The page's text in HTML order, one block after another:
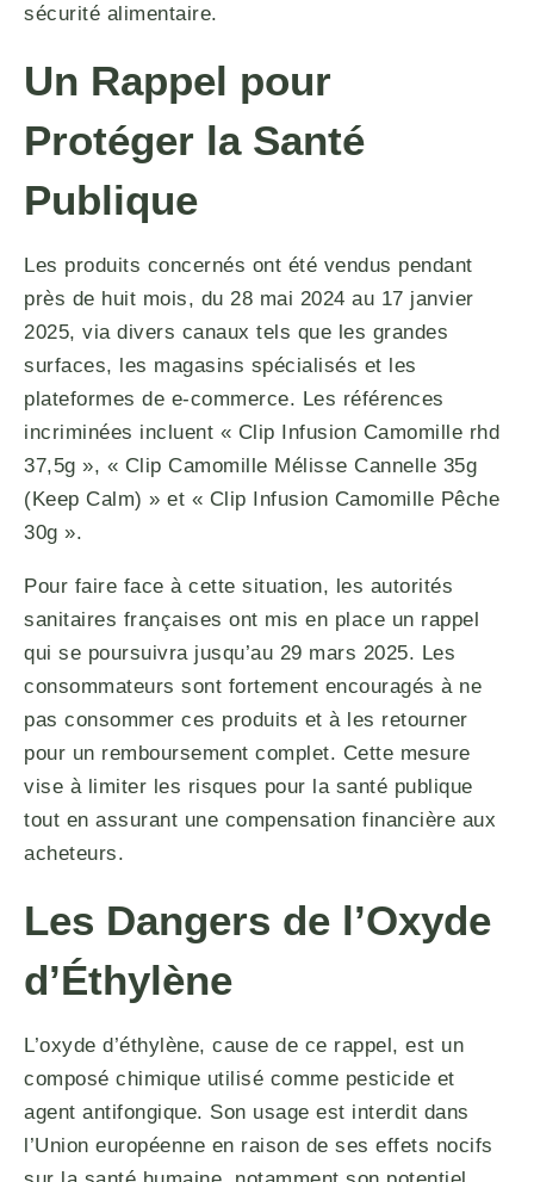
sécurité alimentaire.
Un Rappel pour
Protéger la Santé
Publique
Les produits concernés ont été vendus pendant
près de huit mois, du 28 mai 2024 au 17 janvier
2025, via divers canaux tels que les grandes
surfaces, les magasins spécialisés et les
plateformes de e-commerce. Les références
incriminées incluent « Clip Infusion Camomille rhd
37,5g », « Clip Camomille Mélisse Cannelle 35g
(Keep Calm) » et « Clip Infusion Camomille Pêche
30g ».
Pour faire face à cette situation, les autorités
sanitaires françaises ont mis en place un rappel
qui se poursuivra jusqu’au 29 mars 2025. Les
consommateurs sont fortement encouragés à ne
pas consommer ces produits et à les retourner
pour un remboursement complet. Cette mesure
vise à limiter les risques pour la santé publique
tout en assurant une compensation financière aux
acheteurs.
Les Dangers de l’Oxyde
d’Éthylène
L’oxyde d’éthylène, cause de ce rappel, est un
composé chimique utilisé comme pesticide et
agent antifongique. Son usage est interdit dans
l’Union européenne en raison de ses effets nocifs